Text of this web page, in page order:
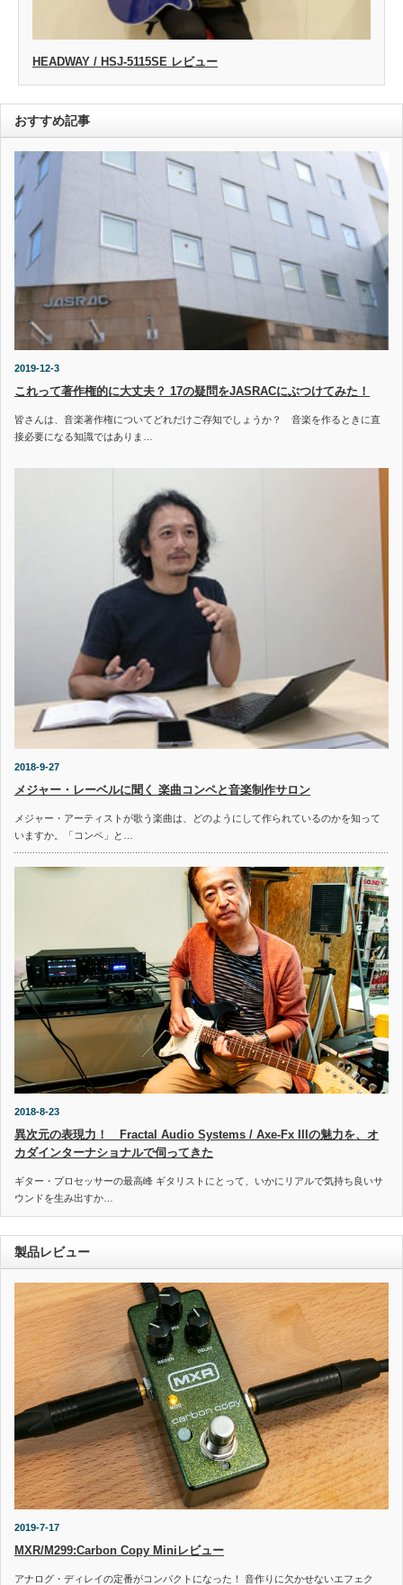
HEADWAY / HSJ-5115SE レビュー
おすすめ記事
2019-12-3
これって著作権的に大丈夫？ 17の疑問をJASRACにぶつけてみた！
皆さんは、音楽著作権についてどれだけご存知でしょうか？ 音楽を作るときに直
接必要になる知識ではありま…
2018-9-27
メジャー・レーベルに聞く 楽曲コンペと音楽制作サロン
メジャー・アーティストが歌う楽曲は、どのようにして作られているのかを知って
いますか。「コンペ」と…
2018-8-23
異次元の表現力！ Fractal Audio Systems / Axe-Fx IIIの魅力を、オ
カダインターナショナルで伺ってきた
ギター・プロセッサーの最高峰 ギタリストにとって、いかにリアルで気持ち良いサ
ウンドを生み出すか…
製品レビュー
2019-7-17
MXR/M299:Carbon Copy Miniレビュー
アナログ・ディレイの定番がコンパクトになった！ 音作りに欠かせないエフェク